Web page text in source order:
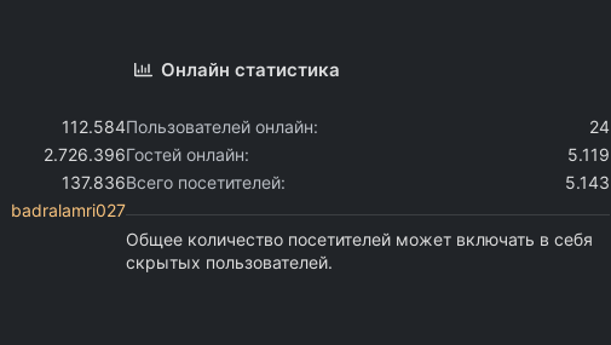
112.584
2.726.396
137.836
badralamri027
Онлайн статистика
Пользователей онлайн
24
Гостей онлайн
5.119
Всего посетителей
5.143
Общее количество посетителей может включать в себя
скрытых пользователей.